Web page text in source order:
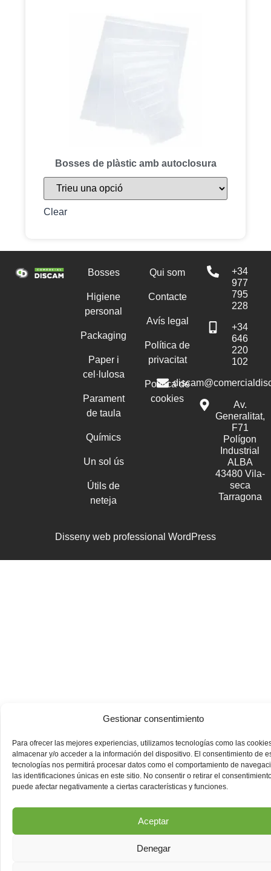
Gestionar consentimiento
Para ofrecer las mejores experiencias, utilizamos tecnologías como las
almacenar y/o acceder a la información del dispositivo. El consentimiento de
tecnologías nos permitirá procesar datos como el comportamiento de
las identificaciones únicas en este sitio. No consentir o retirar el
puede afectar negativamente a ciertas características y funciones.
Aceptar
Denegar
Bosses de plàstic amb autoclosura
Clear
Bosses
Higiene
personal
Packaging
Paper i
cel·lulosa
Parament
de taula
Químics
Un sol ús
Útils de
neteja
Qui som
Contacte
Avís legal
Política de
privacitat
Política de
cookies
+34
977
795
228
+34
646
220
102
Av.
Generalitat,
F71
Polígon
Industrial
ALBA
43480 Vila-
seca
Tarragona
Disseny web professional WordPress